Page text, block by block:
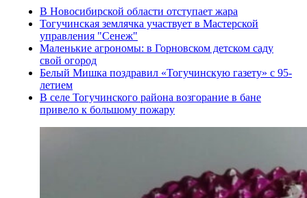
В Новосибирской области отступает жара
Тогучинская землячка участвует в Мастерской
управления "Сенеж"
Маленькие агрономы: в Горновском детском саду
свой огород
Белый Мишка поздравил «Тогучинскую газету» с 95-
летием
В селе Тогучинского района возгорание в бане
привело к большому пожару